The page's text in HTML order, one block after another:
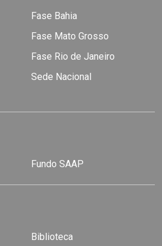
Fase Bahia
Fase Mato Grosso
Fase Rio de Janeiro
Sede Nacional
Fundo SAAP
Biblioteca